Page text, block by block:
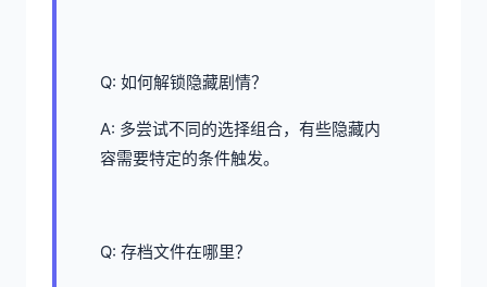
Q: 如何解锁隐藏剧情？
A: 多尝试不同的选择组合，有些隐藏内
容需要特定的条件触发。
Q: 存档文件在哪里？